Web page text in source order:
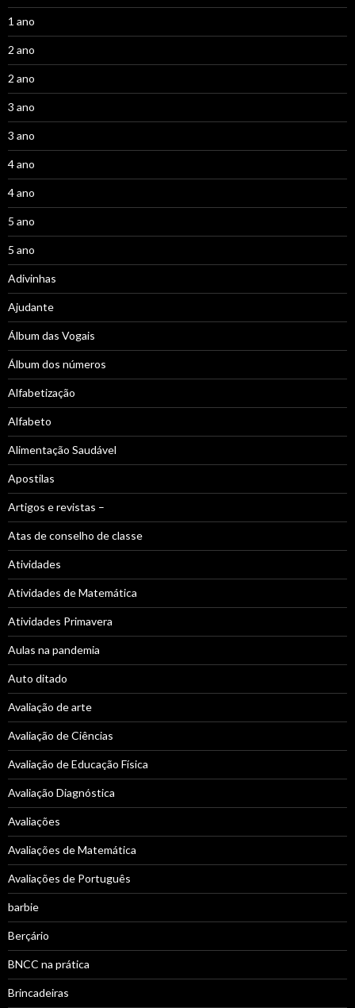
1 ano
2 ano
2 ano
3 ano
3 ano
4 ano
4 ano
5 ano
5 ano
Adivinhas
Ajudante
Álbum das Vogais
Álbum dos números
Alfabetização
Alfabeto
Alimentação Saudável
Apostilas
Artigos e revistas –
Atas de conselho de classe
Atividades
Atividades de Matemática
Atividades Primavera
Aulas na pandemia
Auto ditado
Avaliação de arte
Avaliação de Ciências
Avaliação de Educação Física
Avaliação Diagnóstica
Avaliações
Avaliações de Matemática
Avaliações de Português
barbie
Berçário
BNCC na prática
Brincadeiras